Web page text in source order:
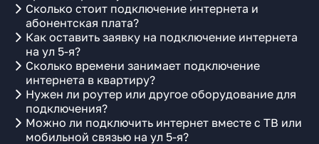
Сколько стоит подключение интернета и
абонентская плата?
Как оставить заявку на подключение интернета
на ул 5-я?
Сколько времени занимает подключение
интернета в квартиру?
Нужен ли роутер или другое оборудование для
подключения?
Можно ли подключить интернет вместе с ТВ или
мобильной связью на ул 5-я?